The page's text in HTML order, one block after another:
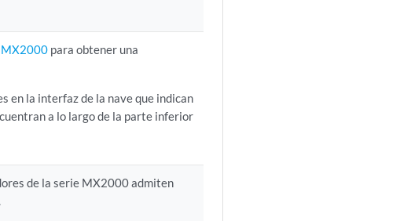
MX2000 para obtener una
en la interfaz de la nave que indican
a lo largo de la parte inferior
de la serie MX2000 admiten